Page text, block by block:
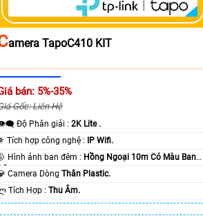
Amera TapoC410 KIT
bán: 5%-35%
Gốc: Liên Hệ
👁️‍🗨 Độ Phân giải : 2K Lite .
⚜️ Tích hợp công nghệ : IP Wifi.
🌛 Hình ảnh ban đêm : Hồng Ngoại 10m Có Màu Ban
💎 Camera Dòng Thân Plastic.
️ლ Tích Hợp : Thu Âm.